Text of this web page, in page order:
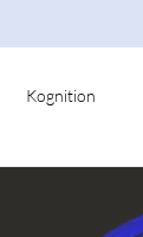
Kognition